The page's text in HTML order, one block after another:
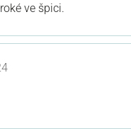
ve špici.